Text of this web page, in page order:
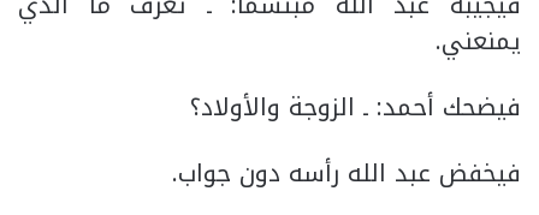
يمنعني.
فيضحك أحمد: ـ الزوجة والأولاد؟
فيخفض عبد الله رأسه دون جواب.